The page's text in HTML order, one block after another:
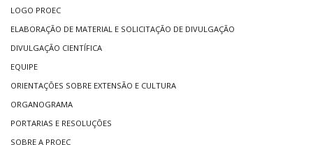
LOGO PROEC
ELABORAÇÃO DE MATERIAL E SOLICITAÇÃO DE DIVULGAÇÃO
DIVULGAÇÃO CIENTÍFICA
EQUIPE
ORIENTAÇÕES SOBRE EXTENSÃO E CULTURA
ORGANOGRAMA
PORTARIAS E RESOLUÇÕES
SOBRE A PROEC